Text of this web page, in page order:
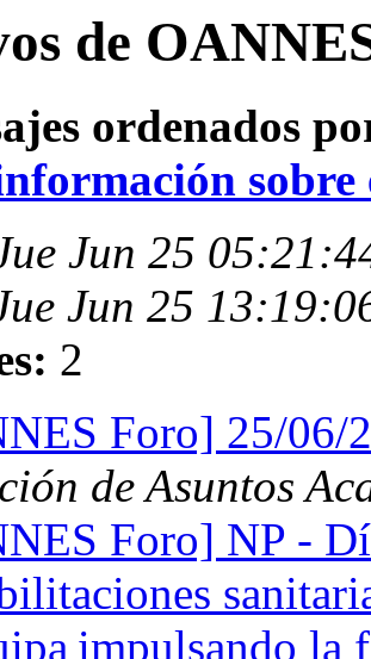
de
ordenados
sobre
Jun 25
Jun 25
2
Foro] 25/
de Asuntos
Foro] NP -
impulsando la